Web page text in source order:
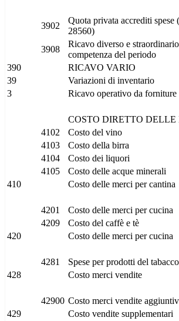
3902
Quota privata accrediti spese
28560)
3908
Ricavo diverso e
competenza del periodo
390
RICAVO VARIO
39
Variazioni di inventario
3
Ricavo operativo da forniture
COSTO DIRETTO DELLE
4102
Costo del vino
4103
Costo della birra
4104
Costo dei liquori
4105
Costo delle acque minerali
410
Costo delle merci per cantina
4201 Costo delle merci per cucina
4209
Costo del caffè e tè
420
Costo delle merci per cucina
4281 Spese per prodotti del tabacco
428
Costo merci vendite
42900 Costo merci vendite
429
Costo vendite supplementari